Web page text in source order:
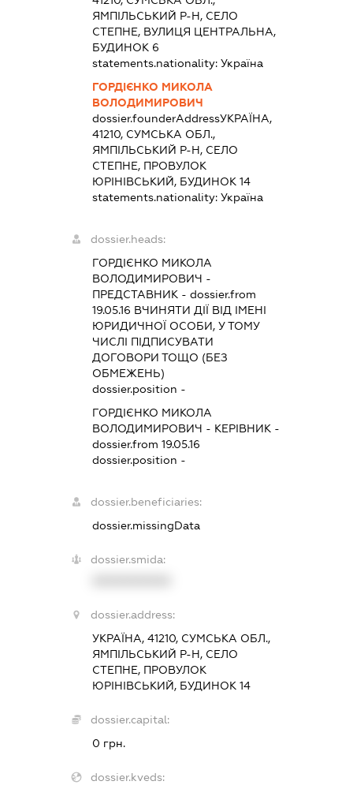
ЯМПІЛЬСЬКИЙ Р-Н, СЕЛО
СТЕПНЕ, ВУЛИЦЯ ЦЕНТРАЛЬНА,
БУДИНОК 6
statements.nationality:Україна
ГОРДІЄНКО МИКОЛА
ВОЛОДИМИРОВИЧ
dossier.founderAddressУКРАЇНА,
41210, СУМСЬКА ОБЛ.,
ЯМПІЛЬСЬКИЙ Р-Н, СЕЛО
СТЕПНЕ, ПРОВУЛОК
ЮРІНІВСЬКИЙ, БУДИНОК 14
statements.nationality:Україна
dossier.heads:
ГОРДІЄНКО МИКОЛА
ВОЛОДИМИРОВИЧ -
ПРЕДСТАВНИК - dossier.from
19.05.16 ВЧИНЯТИ ДІЇ ВІД ІМЕНІ
ЮРИДИЧНОЇ ОСОБИ, У ТОМУ
ЧИСЛІ ПІДПИСУВАТИ
ДОГОВОРИ ТОЩО (БЕЗ
ОБМЕЖЕНЬ)
dossier.position -
ГОРДІЄНКО МИКОЛА
ВОЛОДИМИРОВИЧ - КЕРІВНИК -
dossier.from 19.05.16
dossier.position -
dossier.beneficiaries:
dossier.missingData
dossier.smida:
dossier.address:
УКРАЇНА, 41210, СУМСЬКА ОБЛ.,
ЯМПІЛЬСЬКИЙ Р-Н, СЕЛО
СТЕПНЕ, ПРОВУЛОК
ЮРІНІВСЬКИЙ, БУДИНОК 14
dossier.capital:
0 грн.
dossier.kveds: